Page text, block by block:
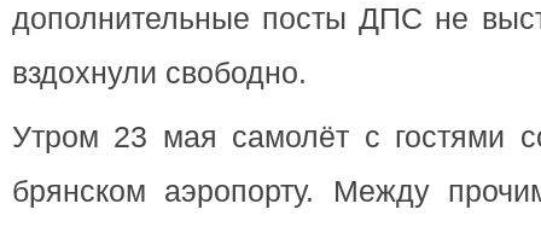
дополнительные посты ДПС не
вздохнули свободно.
Утром 23 мая самолёт с гостями
брянском аэропорту. Между